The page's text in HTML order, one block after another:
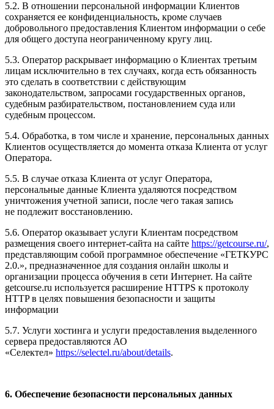
5.2. В отношении персональной информации Клиентов
сохраняется ее конфиденциальность, кроме случаев
добровольного предоставления Клиентом информации о себе
для общего доступа неограниченному кругу лиц.
5.3. Оператор раскрывает информацию о Клиентах третьим
лицам исключительно в тех случаях, когда есть обязанность
это сделать в соответствии с действующим
законодательством, запросами государственных органов,
судебным разбирательством, постановлением суда или
судебным процессом.
5.4. Обработка, в том числе и хранение, персональных данных
Клиентов осуществляется до момента отказа Клиента от услуг
Оператора.
5.5. В случае отказа Клиента от услуг Оператора,
персональные данные Клиента удаляются посредством
уничтожения учетной записи, после чего такая запись
не подлежит восстановлению.
5.6. Оператор оказывает услуги Клиентам посредством
размещения своего интернет-сайта на сайте https://getcourse.ru/,
представляющим собой программное обеспечение «ГЕТКУРС
2.0.», предназначенное для создания онлайн школы и
организации процесса обучения в сети Интернет. На сайте
getcourse.ru используется расширение HTTPS к протоколу
HTTP в целях повышения безопасности и защиты
информации
5.7. Услуги хостинга и услуги предоставления выделенного
сервера предоставляются АО
«Селектел» https://selectel.ru/about/details.
6. Обеспечение безопасности персональных данных